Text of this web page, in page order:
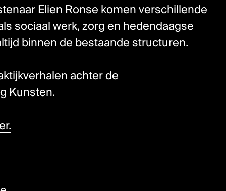
Elien Ronse komen verschillende
sociaal werk, zorg en hedendaagse
binnen de bestaande structuren.
achter de
Kunsten.